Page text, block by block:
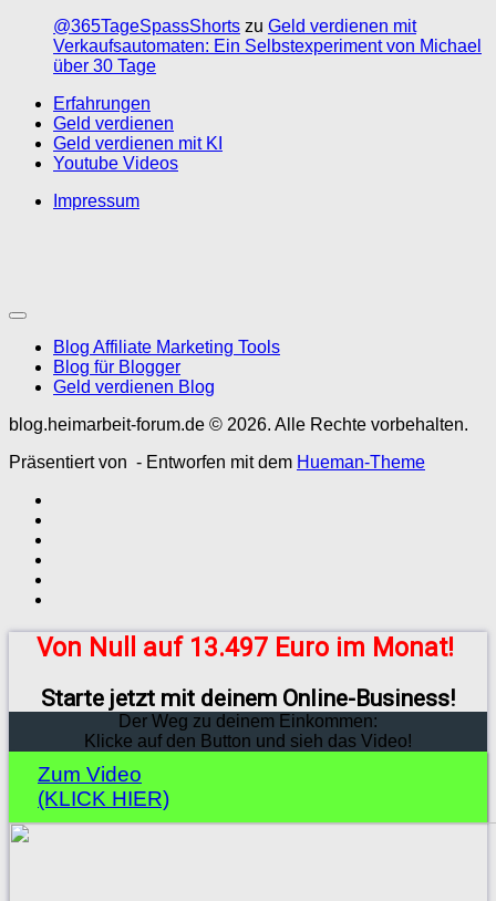
@365TageSpassShorts zu Geld verdienen mit
Verkaufsautomaten: Ein Selbstexperiment von Michael
über 30 Tage
Erfahrungen
Geld verdienen
Geld verdienen mit KI
Youtube Videos
Impressum
Blog Affiliate Marketing Tools
Blog für Blogger
Geld verdienen Blog
blog.heimarbeit-forum.de © 2026. Alle Rechte vorbehalten.
Präsentiert von - Entworfen mit dem Hueman-Theme
Von Null auf 13.497 Euro im Monat!
Starte jetzt mit deinem Online-Business!
Der Weg zu deinem Einkommen:
Klicke auf den Button und sieh das Video!
Zum Video
(KLICK HIER)